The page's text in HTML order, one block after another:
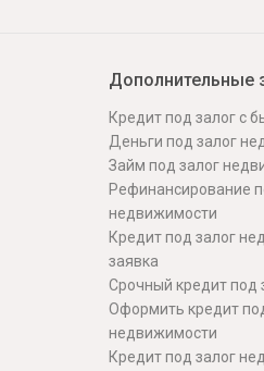
Дополнительные
Кредит под залог с
Деньги под залог
Займ под залог
Рефинансирование
недвижимости
Кредит под залог
заявка
Срочный кредит под
Оформить кредит
недвижимости
Кредит под залог